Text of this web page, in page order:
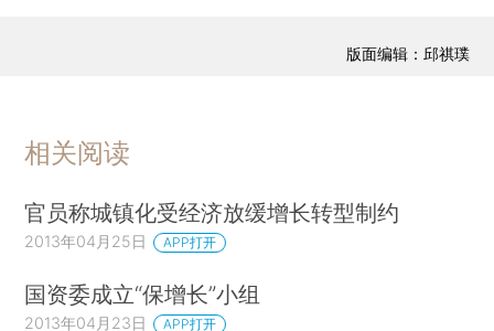
版面编辑：邱祺璞
相关阅读
官员称城镇化受经济放缓增长转型制约
2013年04月25日 APP打开
国资委成立“保增长”小组
2013年04月23日 APP打开